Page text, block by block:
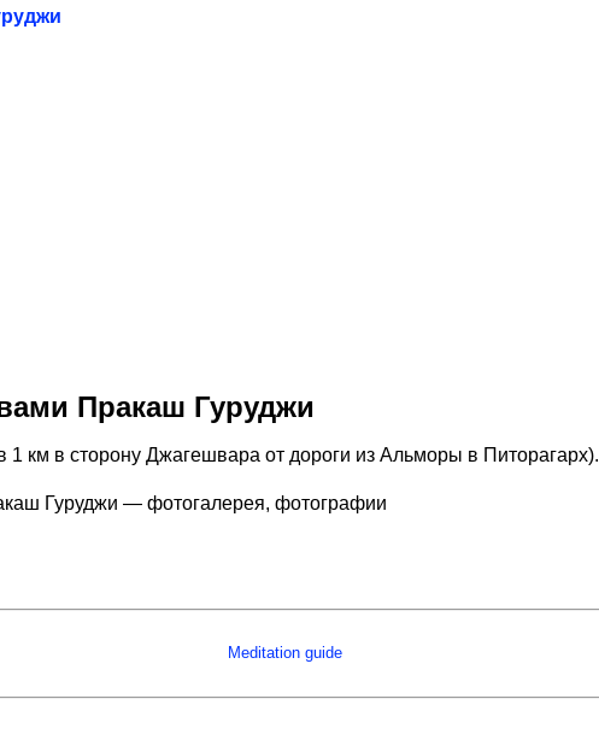
Пракаш Гуруджи
км в сторону Джагешвара от дороги из Альморы в Питорагарх).
Гуруджи — фотогалерея, фотографии
Meditation guide